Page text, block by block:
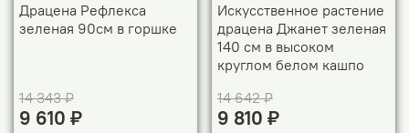
Драцена Рефлекса
зеленая 90см в горшке
14 343 ₽
9 610 ₽
Искусственное растение
драцена Джанет зеленая
140 см в высоком
круглом белом кашпо
14 642 ₽
9 810 ₽